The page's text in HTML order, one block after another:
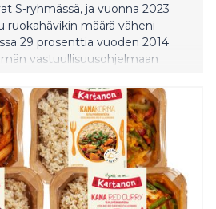
S-ryhmässä, ja vuonna 2023
määrä väheni
29 prosenttia vuoden 2014
vastuullisuusohjelmaan
ennustepohjaista tilaamista
hävikkiuhan alla olevia
taloustilanteen tiukentuminen
tuotteiden kysynnässä.